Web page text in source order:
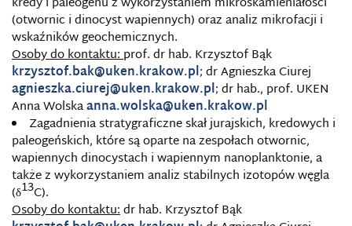
(otwornic i dinocyst wapiennych) oraz analiz mikrofacji i
wskaźników geochemicznych.
Osoby do kontaktu:prof. dr hab. Krzysztof Bąk
krzysztof.bak@uken.krakow.pl; dr Agnieszka Ciurej
agnieszka.ciurej@uken.krakow.pl; dr hab., prof. UKEN
Anna Wolskaanna.wolska@uken.krakow.pl
Zagadnienia stratygraficzne skał jurajskich, kredowych i
paleogeńskich, które są oparte na zespołach otwornic,
wapiennych dinocystach i wapiennym nanoplanktonie, a
także z wykorzystaniem analiz stabilnych izotopów węgla
(δ13C).
Osoby do kontaktu:dr hab. Krzysztof Bąk